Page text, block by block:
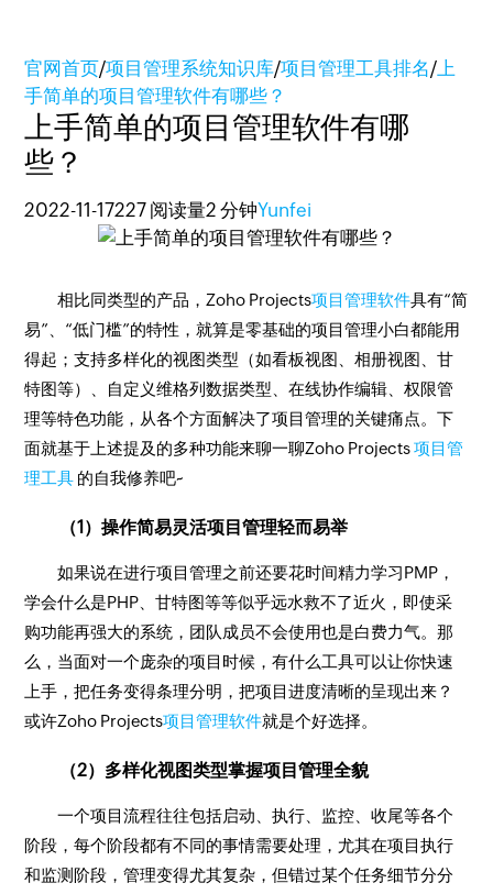
官网首页/项目管理系统知识库/项目管理工具排名/上
手简单的项目管理软件有哪些？
上手简单的项目管理软件有哪
些？
2022-11-17227 阅读量2 分钟Yunfei
相比同类型的产品，Zoho Projects项目管理软件具有“简
易”、“低门槛”的特性，就算是零基础的项目管理小白都能用
得起；支持多样化的视图类型（如看板视图、相册视图、甘
特图等）、自定义维格列数据类型、在线协作编辑、权限管
理等特色功能，从各个方面解决了项目管理的关键痛点。下
面就基于上述提及的多种功能来聊一聊Zoho Projects项目管
理工具 的自我修养吧~
（1）操作简易灵活项目管理轻而易举
如果说在进行项目管理之前还要花时间精力学习PMP，
学会什么是PHP、甘特图等等似乎远水救不了近火，即使采
购功能再强大的系统，团队成员不会使用也是白费力气。那
么，当面对一个庞杂的项目时候，有什么工具可以让你快速
上手，把任务变得条理分明，把项目进度清晰的呈现出来？
或许Zoho Projects项目管理软件就是个好选择。
（2）多样化视图类型掌握项目管理全貌
一个项目流程往往包括启动、执行、监控、收尾等各个
阶段，每个阶段都有不同的事情需要处理，尤其在项目执行
和监测阶段，管理变得尤其复杂，但错过某个任务细节分分